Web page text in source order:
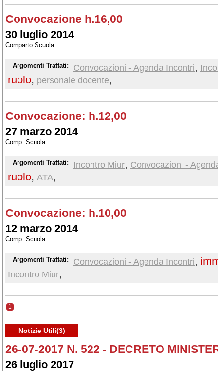
Convocazione h.16,00
30 luglio 2014
Comparto Scuola
Argomenti Trattati: Convocazioni - Agenda Incontri,
ruolo, personale docente,
Convocazione: h.12,00
27 marzo 2014
Comp. Scuola
Argomenti Trattati: Incontro Miur, Convocazioni -
ruolo, ATA,
Convocazione: h.10,00
12 marzo 2014
Comp. Scuola
Argomenti Trattati: Convocazioni - Agenda Incontri,
Incontro Miur,
1
Notizie Utili(3)
26-07-2017 N. 522 - DECRETO
26 luglio 2017